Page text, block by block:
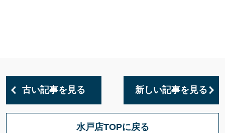
古い記事を見る 新しい記事を見る
水戸店TOPに戻る